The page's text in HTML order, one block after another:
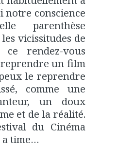
notre conscience
parenthèse
vicissitudes de
rendez-vous
reprendre un film
le reprendre
comme une
un doux
et de la réalité.
du Cinéma
a time…